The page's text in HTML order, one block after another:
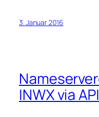
3. Januar 2016
INWX via